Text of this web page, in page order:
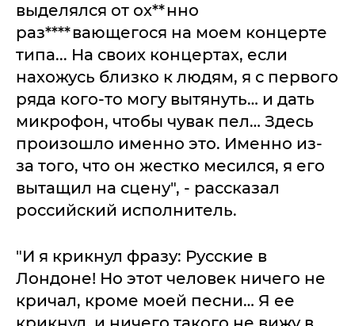
выделялся от ох**нно
раз****вающегося на моем концерте
типа... На своих концертах, если
нахожусь близко к людям, я с первого
ряда кого-то могу вытянуть… и дать
микрофон, чтобы чувак пел… Здесь
произошло именно это. Именно из-
за того, что он жестко месился, я его
вытащил на сцену", - рассказал
российский исполнитель.
"И я крикнул фразу: Русские в
Лондоне! Но этот человек ничего не
кричал, кроме моей песни… Я ее